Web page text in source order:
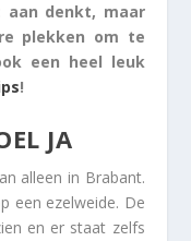
denkt, maar
plekken om te
een heel leuk
!
JA
alleen in Brabant.
een ezelweide. De
en er staat zelfs